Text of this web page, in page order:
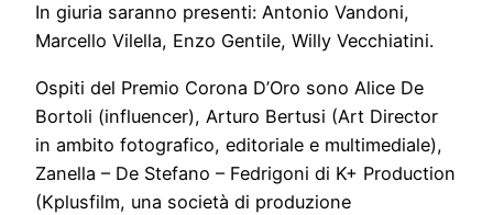
In giuria saranno presenti: Antonio Vandoni,
Marcello Vilella, Enzo Gentile, Willy Vecchiatini.
Ospiti del Premio Corona D’Oro sono Alice De
Bortoli (influencer), Arturo Bertusi (Art Director
in ambito fotografico, editoriale e multimediale),
Zanella – De Stefano – Fedrigoni di K+ Production
(Kplusfilm, una società di produzione